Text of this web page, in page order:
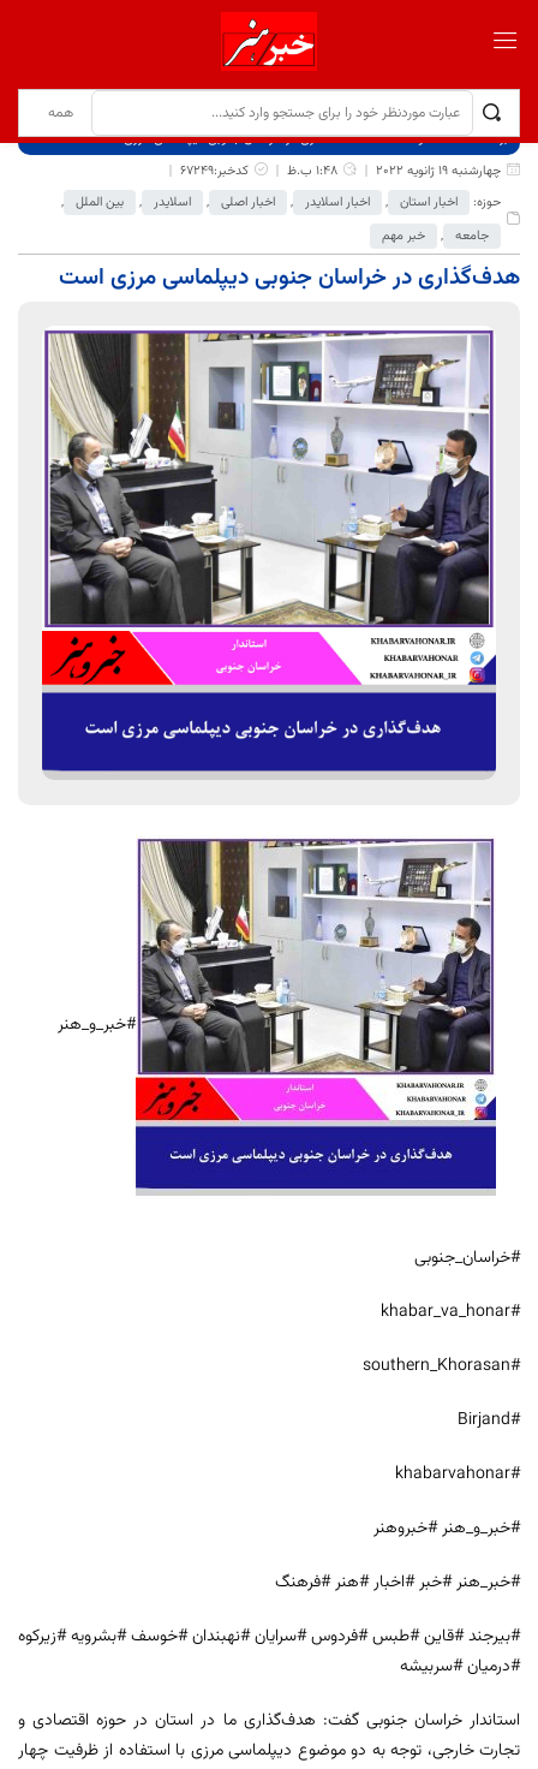
برگ نخست نوشته‌ها
هدف‌گذاری در خراسان جنوبی دیپلماسی مرزی است
چهارشنبه 19 ژانویه 2022
1:48 ب.ظ
کدخبر:67249
حوزه:
اخبار استان , اخبار اسلایدر , اخبار اصلی , اسلایدر , بین الملل ,
جامعه , خبر مهم
هدف‌گذاری در خراسان جنوبی دیپلماسی مرزی است
#خبر_و_هنر
#خراسان_جنوبی
#khabar_va_honar
#southern_Khorasan
#Birjand
#khabarvahonar
#خبر_و_هنر #خبروهنر
#خبر_هنر #خبر #اخبار #هنر #فرهنگ
#بیرجند #قاین #طبس #فردوس #سرایان #نهبندان #خوسف #بشرویه #زیرکوه
#درمیان #سربیشه
استاندار خراسان جنوبی گفت: هدف‌گذاری ما در استان در حوزه اقتصادی و
تجارت خارجی، توجه به دو موضوع دیپلماسی مرزی با استفاده از ظرفیت چهار